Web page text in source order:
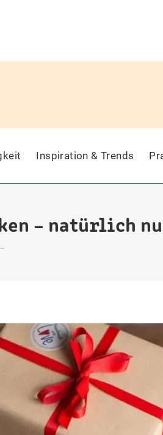
Inspiration & Trends
– natürlich